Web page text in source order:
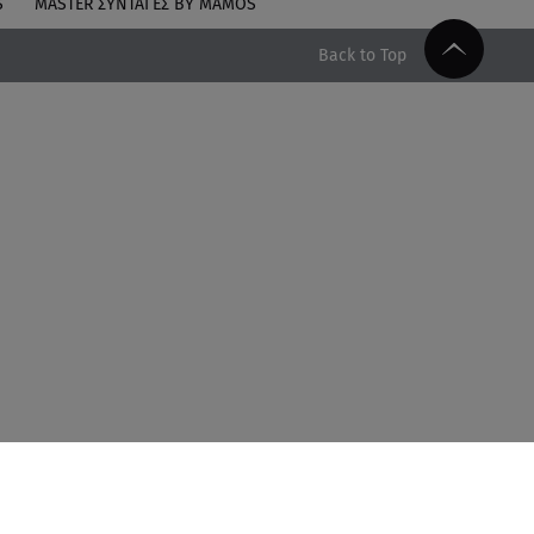
MASTER ΣΥΝΤΑΓΈΣ BY MAMOS
Back to Top